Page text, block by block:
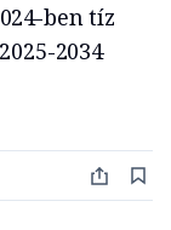
ben tíz
2034